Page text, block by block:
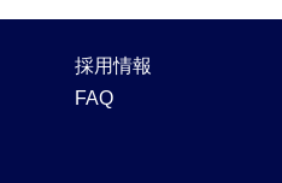
採用情報
FAQ